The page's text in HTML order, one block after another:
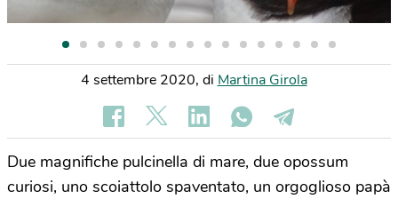
4 settembre 2020, di Martina Girola
Due magnifiche pulcinella di mare, due opossum
curiosi, uno scoiattolo spaventato, un orgoglioso papà